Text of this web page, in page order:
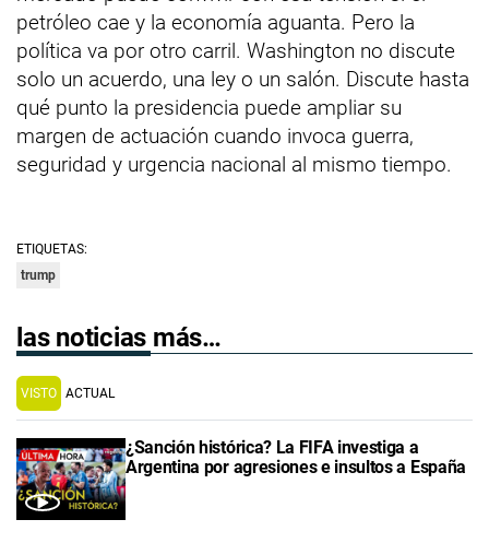
petróleo cae y la economía aguanta. Pero la
política va por otro carril. Washington no discute
solo un acuerdo, una ley o un salón. Discute hasta
qué punto la presidencia puede ampliar su
margen de actuación cuando invoca guerra,
seguridad y urgencia nacional al mismo tiempo.
ETIQUETAS:
trump
las noticias más…
VISTO ACTUAL
¿Sanción histórica? La FIFA investiga a
Argentina por agresiones e insultos a España